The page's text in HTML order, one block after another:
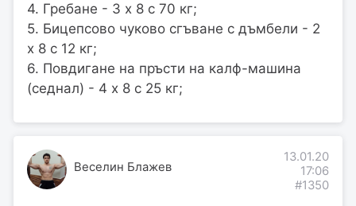
4. Гребане - 3 х 8 с 70 кг;
5. Бицепсово чуково сгъване с дъмбели - 2
х 8 с 12 кг;
6. Повдигане на пръсти на калф-машина
(седнал) - 4 х 8 с 25 кг;
Веселин Блажев
13.01.20
17:06
#1350